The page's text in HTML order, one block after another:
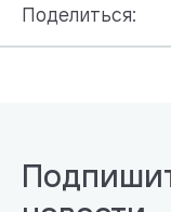
Поделиться: